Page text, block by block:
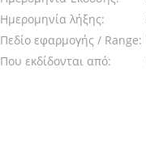
Ημερομηνία λήξης:
Πεδίο εφαρμογής / Range:
Που εκδίδονται από: